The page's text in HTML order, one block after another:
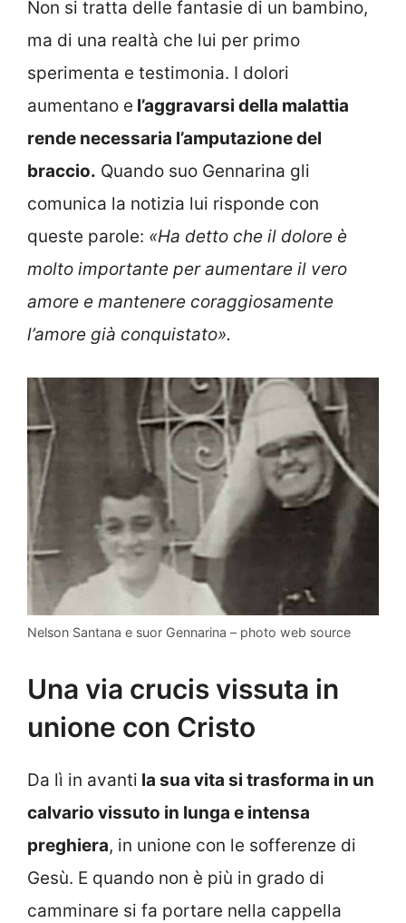
Non si tratta delle fantasie di un bambino,
ma di una realtà che lui per primo
sperimenta e testimonia. I dolori
aumentano e l’aggravarsi della malattia
rende necessaria l’amputazione del
braccio. Quando suo Gennarina gli
comunica la notizia lui risponde con
queste parole: «Ha detto che il dolore è
molto importante per aumentare il vero
amore e mantenere coraggiosamente
l’amore già conquistato».
Nelson Santana e suor Gennarina – photo web source
Una via crucis vissuta in
unione con Cristo
Da lì in avanti la sua vita si trasforma in un
calvario vissuto in lunga e intensa
preghiera, in unione con le sofferenze di
Gesù. E quando non è più in grado di
camminare si fa portare nella cappella